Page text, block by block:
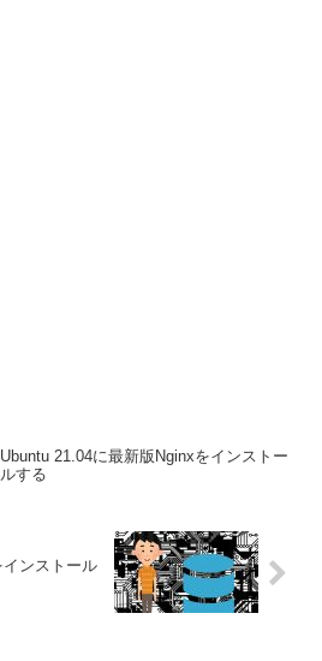
Ubuntu 21.04に最新版Nginxをインストー
ルする
ンストール